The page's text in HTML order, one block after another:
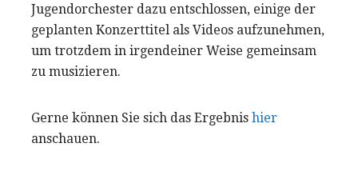
Jugendorchester dazu entschlossen, einige der
geplanten Konzerttitel als Videos aufzunehmen,
um trotzdem in irgendeiner Weise gemeinsam
zu musizieren.
Gerne können Sie sich das Ergebnis hier
anschauen.